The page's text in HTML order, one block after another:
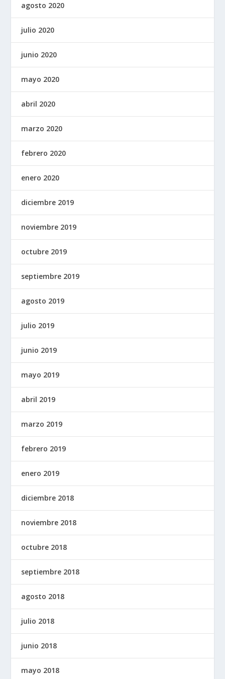
agosto 2020
julio 2020
junio 2020
mayo 2020
abril 2020
marzo 2020
febrero 2020
enero 2020
diciembre 2019
noviembre 2019
octubre 2019
septiembre 2019
agosto 2019
julio 2019
junio 2019
mayo 2019
abril 2019
marzo 2019
febrero 2019
enero 2019
diciembre 2018
noviembre 2018
octubre 2018
septiembre 2018
agosto 2018
julio 2018
junio 2018
mayo 2018